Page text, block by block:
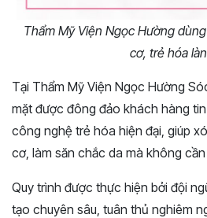
Thẩm Mỹ Viện Ngọc Hường
cơ, trẻ hóa
Tại Thẩm Mỹ Viện Ngọc Hường
mặt được đông đảo khách hàng
công nghệ trẻ hóa hiện đại, giúp
cơ, làm săn chắc da mà không
Quy trình được thực hiện bởi đội
tạo chuyên sâu, tuân thủ nghiêm